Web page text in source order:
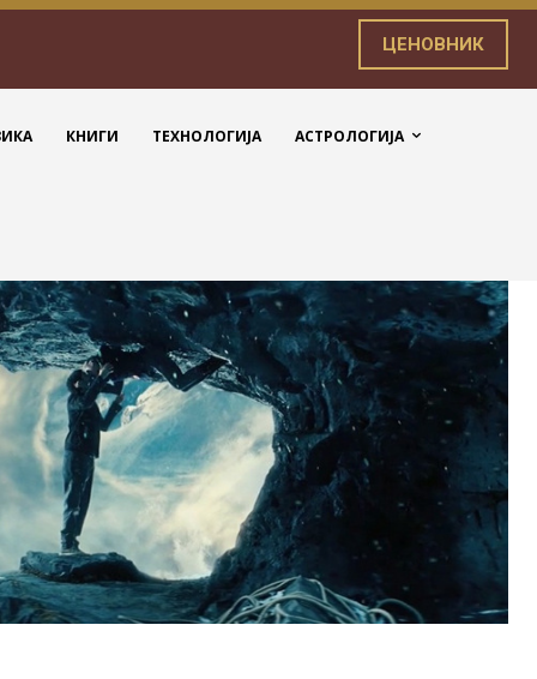
ЦЕНОВНИК
КНИГИ ТЕХНОЛОГИЈА АСТРОЛОГИЈА